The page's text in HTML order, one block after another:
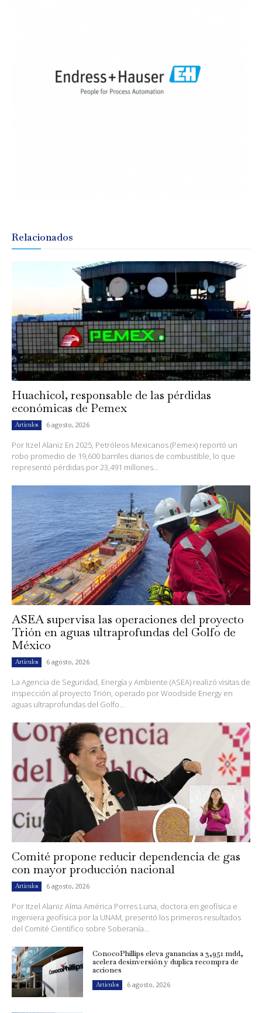
Relacionados
Huachicol, responsable de las pérdidas
económicas de Pemex
Artículos 6 agosto, 2026
Por Itzel Alaniz En 2025, Petróleos Mexicanos (Pemex) reportó un
robo promedio de 19,600 barriles diarios de combustible, lo que
representó pérdidas por 23,491 millones...
ASEA supervisa las operaciones del proyecto
Trión en aguas ultraprofundas del Golfo de
México
Artículos 6 agosto, 2026
La Agencia de Seguridad, Energía y Ambiente (ASEA) realizó visitas de
inspección al proyecto Trión, operado por Woodside Energy en
aguas ultraprofundas del Golfo...
Comité propone reducir dependencia de gas
con mayor producción nacional
Artículos 6 agosto, 2026
Por Itzel Alaniz Alma América Porres Luna, doctora en geofísica e
ingeniera geofísica por la UNAM, presentó los primeros resultados
del Comité Científico sobre Soberanía...
ConocoPhillips eleva ganancias a 3,951 mdd,
acelera desinversión y duplica recompra de
acciones
Artículos 6 agosto, 2026